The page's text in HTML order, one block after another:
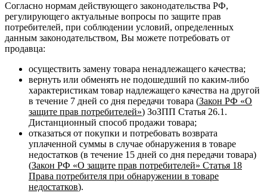
Согласно нормам действующего законодательства РФ,
регулирующего актуальные вопросы по защите прав
потребителей, при соблюдении условий, определенных
данным законодательством, Вы можете потребовать от
продавца:
осуществить замену товара ненадлежащего качества;
вернуть или обменять не подошедший по каким-либо
характеристикам товар надлежащего качества на другой
в течение 7 дней со дня передачи товара (Закон РФ «О
защите прав потребителей») ЗоЗПП Статья 26.1.
Дистанционный способ продажи товара;
отказаться от покупки и потребовать возврата
уплаченной суммы в случае обнаружения в товаре
недостатков (в течение 15 дней со дня передачи товара)
(Закон РФ «О защите прав потребителей» Статья 18
Права потребителя при обнаружении в товаре
недостатков).